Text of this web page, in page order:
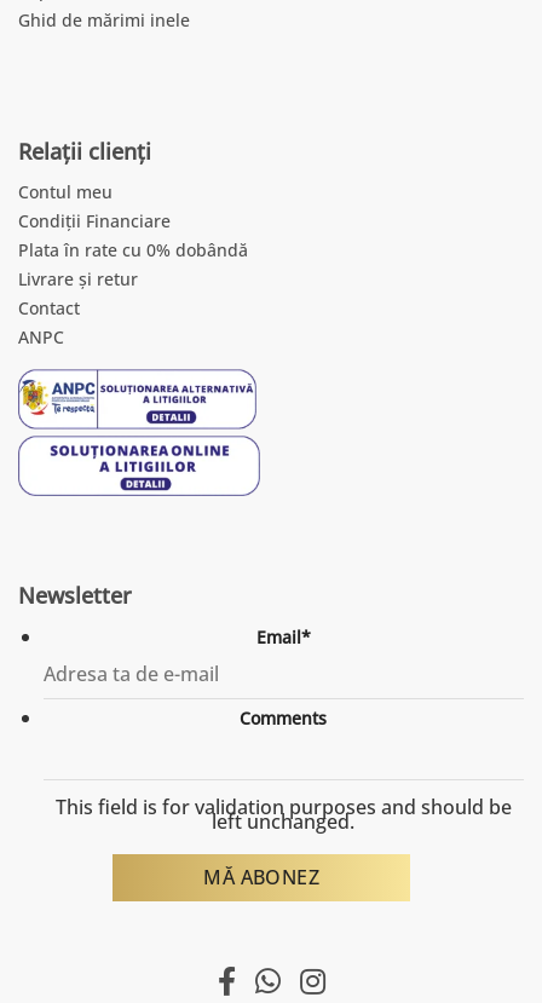
Ghid de mărimi inele
Relații clienți
Contul meu
Condiții Financiare
Plata în rate cu 0% dobândă
Livrare și retur
Contact
ANPC
Newsletter
Email*
Comments
This field is for validation purposes and should be
left unchanged.